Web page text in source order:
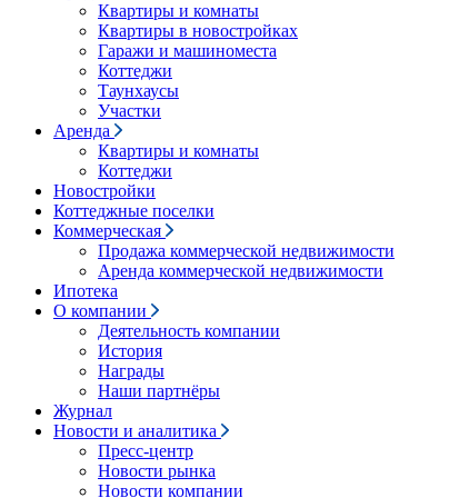
Квартиры и комнаты
Квартиры в новостройках
Гаражи и машиноместа
Коттеджи
Таунхаусы
Участки
Аренда
Квартиры и комнаты
Коттеджи
Новостройки
Коттеджные поселки
Коммерческая
Продажа коммерческой недвижимости
Аренда коммерческой недвижимости
Ипотека
О компании
Деятельность компании
История
Награды
Наши партнёры
Журнал
Новости и аналитика
Пресс-центр
Новости рынка
Новости компании